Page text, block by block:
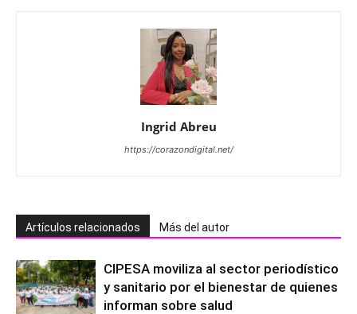
Ingrid Abreu
https://corazondigital.net/
Artículos relacionados Más del autor
CIPESA moviliza al sector periodístico
y sanitario por el bienestar de quienes
informan sobre salud